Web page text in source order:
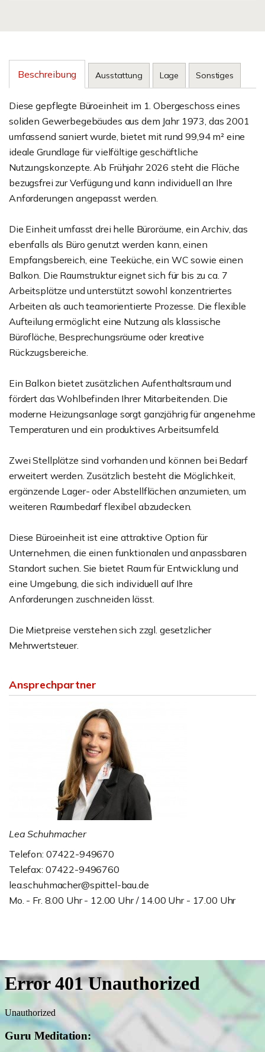
Beschreibung Ausstattung Lage Sonstiges
Diese gepflegte Büroeinheit im 1. Obergeschoss eines
soliden Gewerbegebäudes aus dem Jahr 1973, das 2001
umfassend saniert wurde, bietet mit rund 99,94 m² eine
ideale Grundlage für vielfältige geschäftliche
Nutzungskonzepte. Ab Frühjahr 2026 steht die Fläche
bezugsfrei zur Verfügung und kann individuell an Ihre
Anforderungen angepasst werden.
Die Einheit umfasst drei helle Büroräume, ein Archiv, das
ebenfalls als Büro genutzt werden kann, einen
Empfangsbereich, eine Teeküche, ein WC sowie einen
Balkon. Die Raumstruktur eignet sich für bis zu ca. 7
Arbeitsplätze und unterstützt sowohl konzentriertes
Arbeiten als auch teamorientierte Prozesse. Die flexible
Aufteilung ermöglicht eine Nutzung als klassische
Bürofläche, Besprechungsräume oder kreative
Rückzugsbereiche.
Ein Balkon bietet zusätzlichen Aufenthaltsraum und
fördert das Wohlbefinden Ihrer Mitarbeitenden. Die
moderne Heizungsanlage sorgt ganzjährig für angenehme
Temperaturen und ein produktives Arbeitsumfeld.
Zwei Stellplätze sind vorhanden und können bei Bedarf
erweitert werden. Zusätzlich besteht die Möglichkeit,
ergänzende Lager- oder Abstellflächen anzumieten, um
weiteren Raumbedarf flexibel abzudecken.
Diese Büroeinheit ist eine attraktive Option für
Unternehmen, die einen funktionalen und anpassbaren
Standort suchen. Sie bietet Raum für Entwicklung und
eine Umgebung, die sich individuell auf Ihre
Anforderungen zuschneiden lässt.
Die Mietpreise verstehen sich zzgl. gesetzlicher
Mehrwertsteuer.
Ansprechpartner
Lea Schuhmacher
Telefon: 07422-949670
Telefax: 07422-9496760
lea.schuhmacher@spittel-bau.de
Mo. - Fr. 8.00 Uhr - 12.00 Uhr / 14.00 Uhr - 17.00 Uhr